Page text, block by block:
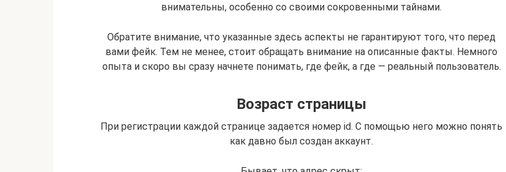
внимательны, особенно со своими сокровенными тайнами.
Обратите внимание, что указанные здесь аспекты не гарантируют того, что перед
вами фейк. Тем не менее, стоит обращать внимание на описанные факты. Немного
опыта и скоро вы сразу начнете понимать, где фейк, а где — реальный пользователь.
Возраст страницы
При регистрации каждой странице задается номер id. С помощью него можно понять
как давно был создан аккаунт.